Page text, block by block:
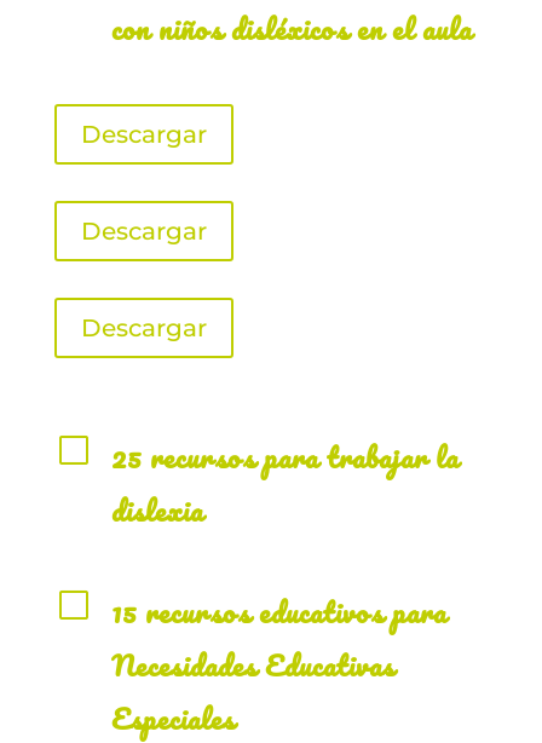
con niños disléxicos en el aula
Descargar
Descargar
Descargar
V
25 recursos para trabajar la
dislexia
V
15 recursos educativos para
Necesidades Educativas
Especiales